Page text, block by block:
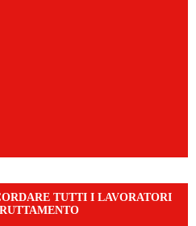
TUTTI I LAVORATORI